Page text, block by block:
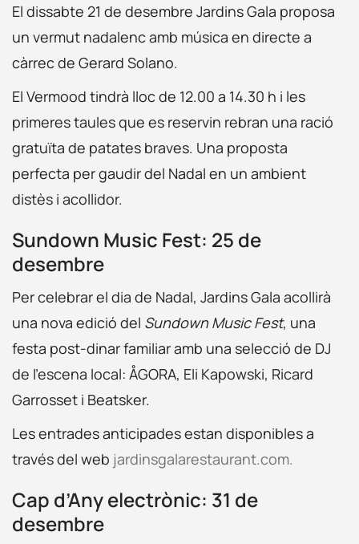
El dissabte 21 de desembre Jardins Gala proposa
un vermut nadalenc amb música en directe a
càrrec de Gerard Solano.
El Vermood tindrà lloc de 12.00 a 14.30 h i les
primeres taules que es reservin rebran una ració
gratuïta de patates braves. Una proposta
perfecta per gaudir del Nadal en un ambient
distès i acollidor.
Sundown Music Fest: 25 de
desembre
Per celebrar el dia de Nadal, Jardins Gala acollirà
una nova edició del Sundown Music Fest, una
festa post-dinar familiar amb una selecció de DJ
de l’escena local: ÅGORA, Eli Kapowski, Ricard
Garrosset i Beatsker.
Les entrades anticipades estan disponibles a
través del web jardinsgalarestaurant.com.
Cap d’Any electrònic: 31 de
desembre